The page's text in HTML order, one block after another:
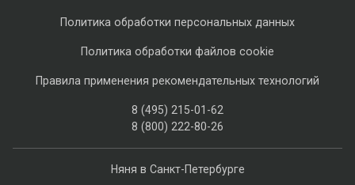
Няня в Санкт-Петербурге
Политика обработки персональных данных
Политика обработки файлов cookie
Правила применения рекомендательных технологий
8 (495) 215-01-62
8 (800) 222-80-26